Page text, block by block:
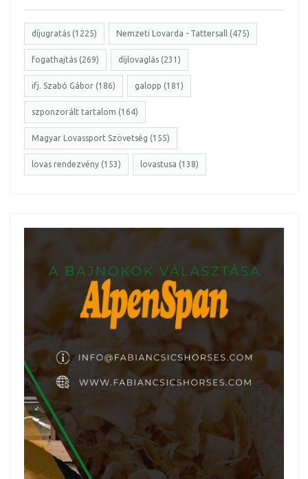
díjugratás (1225) Nemzeti Lovarda - Tattersall (475)
fogathajtás (269) díjlovaglás (231)
ifj. Szabó Gábor (186) galopp (181)
szponzorált tartalom (164)
Magyar Lovassport Szövetség (155)
lovas rendezvény (153) lovastusa (138)